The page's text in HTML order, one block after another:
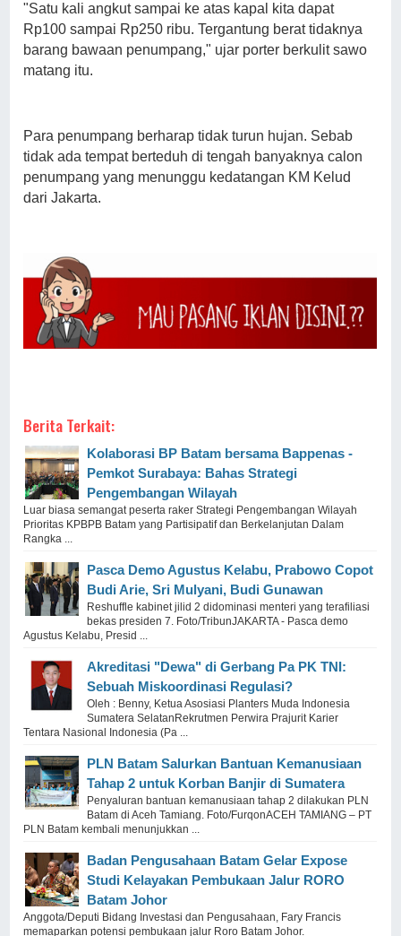
"Satu kali angkut sampai ke atas kapal kita dapat
Rp100 sampai Rp250 ribu. Tergantung berat tidaknya
barang bawaan penumpang," ujar porter berkulit sawo
matang itu.
Para penumpang berharap tidak turun hujan. Sebab
tidak ada tempat berteduh di tengah banyaknya calon
penumpang yang menunggu kedatangan KM Kelud
dari Jakarta.
Berita Terkait:
Kolaborasi BP Batam bersama Bappenas -
Pemkot Surabaya: Bahas Strategi
Pengembangan Wilayah
Luar biasa semangat peserta raker Strategi Pengembangan Wilayah
Prioritas KPBPB Batam yang Partisipatif dan Berkelanjutan Dalam
Rangka ...
Pasca Demo Agustus Kelabu, Prabowo Copot
Budi Arie, Sri Mulyani, Budi Gunawan
Reshuffle kabinet jilid 2 didominasi menteri yang terafiliasi
bekas presiden 7. Foto/TribunJAKARTA - Pasca demo
Agustus Kelabu, Presid ...
Akreditasi "Dewa" di Gerbang Pa PK TNI:
Sebuah Miskoordinasi Regulasi?
Oleh : Benny, Ketua Asosiasi Planters Muda Indonesia
Sumatera SelatanRekrutmen Perwira Prajurit Karier
Tentara Nasional Indonesia (Pa ...
PLN Batam Salurkan Bantuan Kemanusiaan
Tahap 2 untuk Korban Banjir di Sumatera
Penyaluran bantuan kemanusiaan tahap 2 dilakukan PLN
Batam di Aceh Tamiang. Foto/FurqonACEH TAMIANG – PT
PLN Batam kembali menunjukkan ...
Badan Pengusahaan Batam Gelar Expose
Studi Kelayakan Pembukaan Jalur RORO
Batam Johor
Anggota/Deputi Bidang Investasi dan Pengusahaan, Fary Francis
memaparkan potensi pembukaan jalur Roro Batam Johor.